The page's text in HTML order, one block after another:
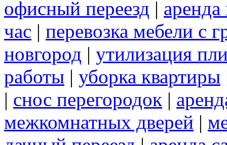
офисный переезд | аренда
час | перевозка мебели с
новгород | утилизация
работы | уборка квартиры
| снос перегородок |
межкомнатных дверей |